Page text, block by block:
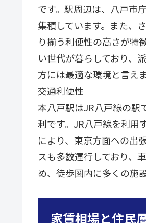
です。駅周辺は、八戸市
集積しています。また、
り揃う利便性の高さが特
い世代が暮らしており、
方には最適な環境と言えま
交通利便性
本八戸駅はJR八戸線の駅
利です。JR八戸線を利用
により、東京方面への出
スも多数運行しており、
め、徒歩圏内に多くの施
家賃相場と住民